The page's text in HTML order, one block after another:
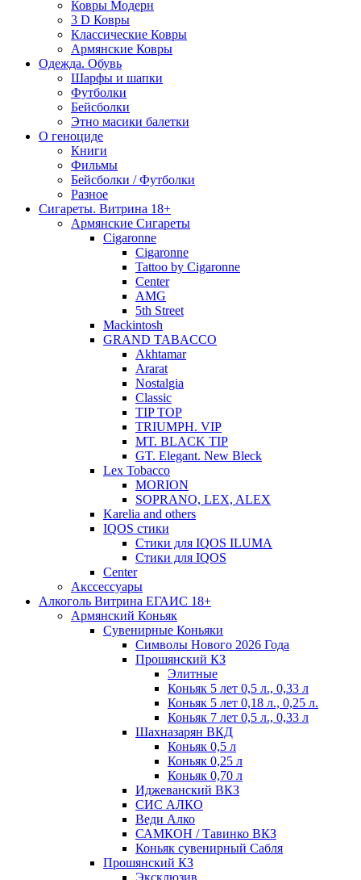
Ковры Модерн
3 D Ковры
Классические Ковры
Армянские Ковры
Одежда. Обувь
Шарфы и шапки
Футболки
Бейсболки
Этно масики балетки
О геноциде
Книги
Фильмы
Бейсболки / Футболки
Разное
Сигареты. Витрина 18+
Армянские Сигареты
Cigaronne
Cigaronne
Tattoo by Cigaronne
Center
AMG
5th Street
Mackintosh
GRAND TABACCO
Akhtamar
Ararat
Nostalgia
Classic
TIP TOP
TRIUMPH. VIP
MT. BLACK TIP
GT. Elegant. New Bleck
Lex Tobacco
MORION
SOPRANO, LEX, ALEX
Karelia and others
IQOS стики
Стики для IQOS ILUMA
Стики для IQOS
Сenter
Акссессуары
Алкоголь Витрина ЕГАИС 18+
Армянский Коньяк
Сувенирные Коньяки
Символы Нового 2026 Года
Прошянский КЗ
Элитные
Коньяк 5 лет 0,5 л., 0,33 л
Коньяк 5 лет 0,18 л., 0,25 л.
Коньяк 7 лет 0,5 л., 0,33 л
Шахназарян ВКД
Коньяк 0,5 л
Коньяк 0,25 л
Коньяк 0,70 л
Иджеванский ВКЗ
СИС АЛКО
Веди Алко
САМКОН / Тавинко ВКЗ
Коньяк сувенирный Сабля
Прошянский КЗ
Эксклюзив